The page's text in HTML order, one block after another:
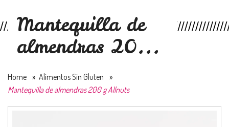
Mantequilla de
almendras 20...
Home » Alimentos Sin Gluten »
Mantequilla de almendras 200 g Allnuts